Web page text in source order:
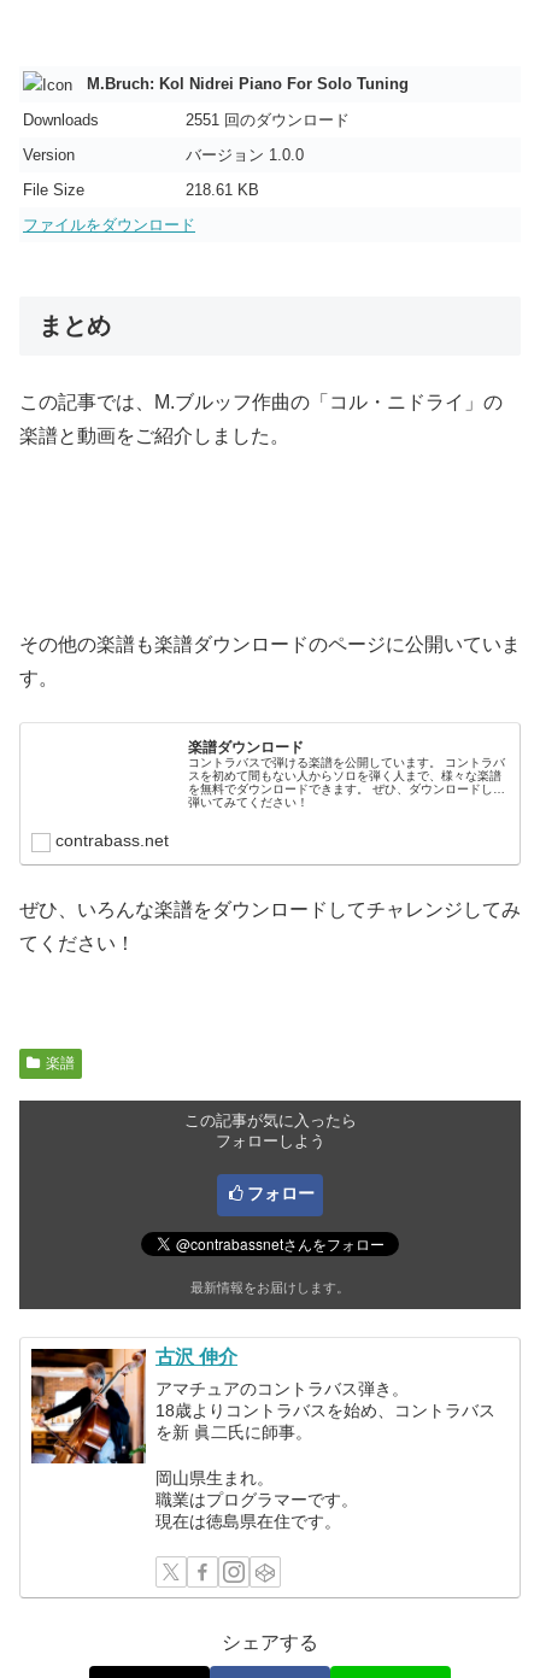
M.Bruch: Kol Nidrei Piano For Solo Tuning
Downloads
2551 回のダウンロード
Version
バージョン 1.0.0
File Size
218.61 KB
ファイルをダウンロード
まとめ
この記事では、M.ブルッフ作曲の「コル・ニドライ」の
楽譜と動画をご紹介しました。
その他の楽譜も楽譜ダウンロードのページに公開いていま
す。
楽譜ダウンロード
コントラバスで弾ける楽譜を公開しています。 コントラバ
スを初めて間もない人からソロを弾く人まで、様々な楽譜
を無料でダウンロードできます。 ぜひ、ダウンロードして
弾いてみてください！
contrabass.net
ぜひ、いろんな楽譜をダウンロードしてチャレンジしてみ
てください！
楽譜
この記事が気に入ったら
フォローしよう
フォロー
最新情報をお届けします。
古沢 伸介
アマチュアのコントラバス弾き。
18歳よりコントラバスを始め、コントラバス
を新 眞二氏に師事。
岡山県生まれ。
職業はプログラマーです。
現在は徳島県在住です。
シェアする